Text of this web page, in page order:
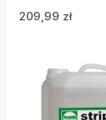
209,99 zł